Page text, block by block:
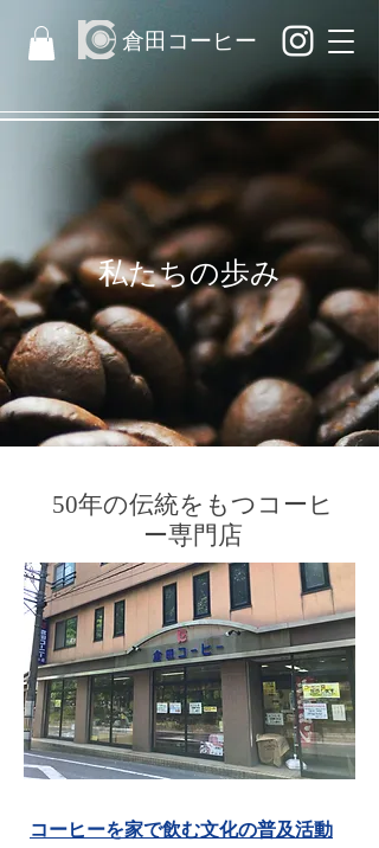
​倉田コーヒー
私たちの歩み
50年の伝統をもつコーヒ
ー専門店
コーヒーを家で飲む文化の普及活動